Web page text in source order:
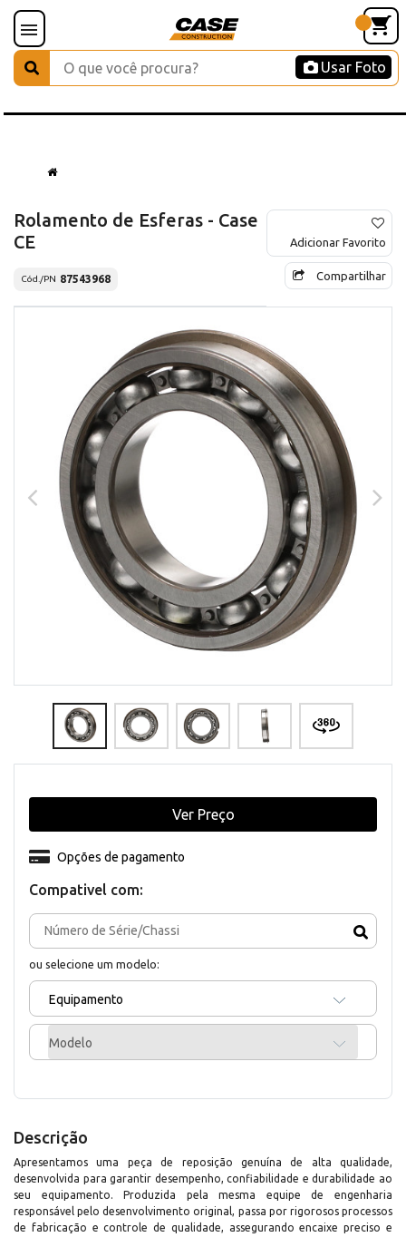
Usar Foto
Rolamento de Esferas - Case
CE
Cód./PN 87543968
Adicionar Favorito
Compartilhar
Compativel com:
ou selecione um modelo:
Equipamento
Modelo
Opções de pagamento
Ver Preço
Descrição
Apresentamos uma peça de reposição genuína de alta qualidade,
desenvolvida para garantir desempenho, confiabilidade e durabilidade ao
seu equipamento. Produzida pela mesma equipe de engenharia
responsável pelo desenvolvimento original, passa por rigorosos processos
de fabricação e controle de qualidade, assegurando encaixe preciso e